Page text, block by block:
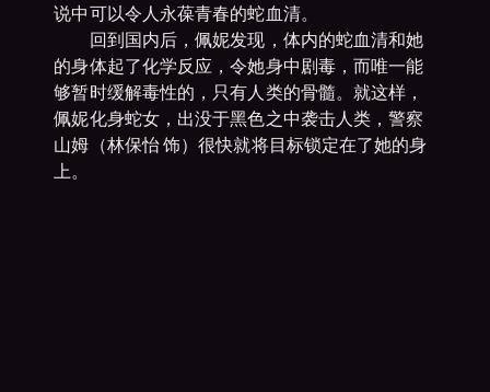
说中可以令人永葆青春的蛇血清。
回到国内后，佩妮发现，体内的蛇血清和她
的身体起了化学反应，令她身中剧毒，而唯一能
够暂时缓解毒性的，只有人类的骨髓。就这样，
佩妮化身蛇女，出没于黑色之中袭击人类，警察
山姆（林保怡 饰）很快就将目标锁定在了她的身
上。